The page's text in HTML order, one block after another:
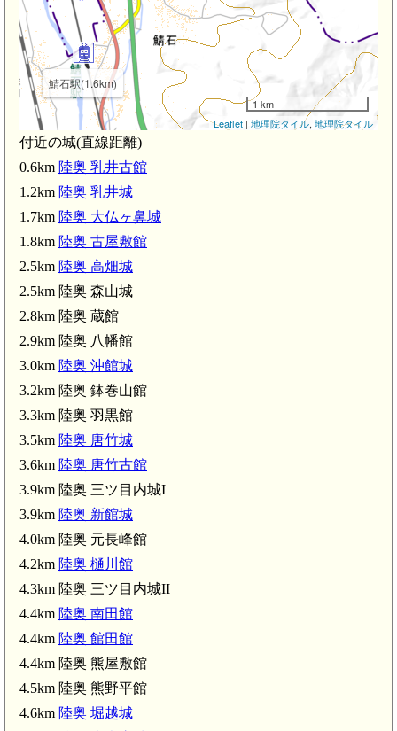
鯖石駅(1.6km)
宿川原駅(2.5km)
(2.5km)
幡館(2.9km)
1 km
Leaflet | 地理院タイル, 地理院タイル
付近の城(直線距離)
0.6km 陸奥 乳井古館
1.2km 陸奥 乳井城
1.7km 陸奥 大仏ヶ鼻城
1.8km 陸奥 古屋敷館
2.5km 陸奥 高畑城
2.5km 陸奥 森山城
2.8km 陸奥 蔵館
2.9km 陸奥 八幡館
3.0km 陸奥 沖館城
3.2km 陸奥 鉢巻山館
3.3km 陸奥 羽黒館
3.5km 陸奥 唐竹城
3.6km 陸奥 唐竹古館
3.9km 陸奥 三ツ目内城I
3.9km 陸奥 新館城
4.0km 陸奥 元長峰館
4.2km 陸奥 樋川館
4.3km 陸奥 三ツ目内城II
4.4km 陸奥 南田館
4.4km 陸奥 館田館
4.4km 陸奥 熊屋敷館
4.5km 陸奥 熊野平館
4.6km 陸奥 堀越城